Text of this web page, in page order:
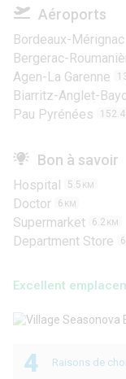
Aéroports
Bordeaux-Mérignac
Bergerac-
Agen-La Garenne
Biarritz-Anglet-
Pau Pyrénées 152.4
Bon à savoir
Hospital 5.5 KM
Doctor 6 KM
Supermarket 6.2 KM
Department Store
Excellent
4 Raisons de